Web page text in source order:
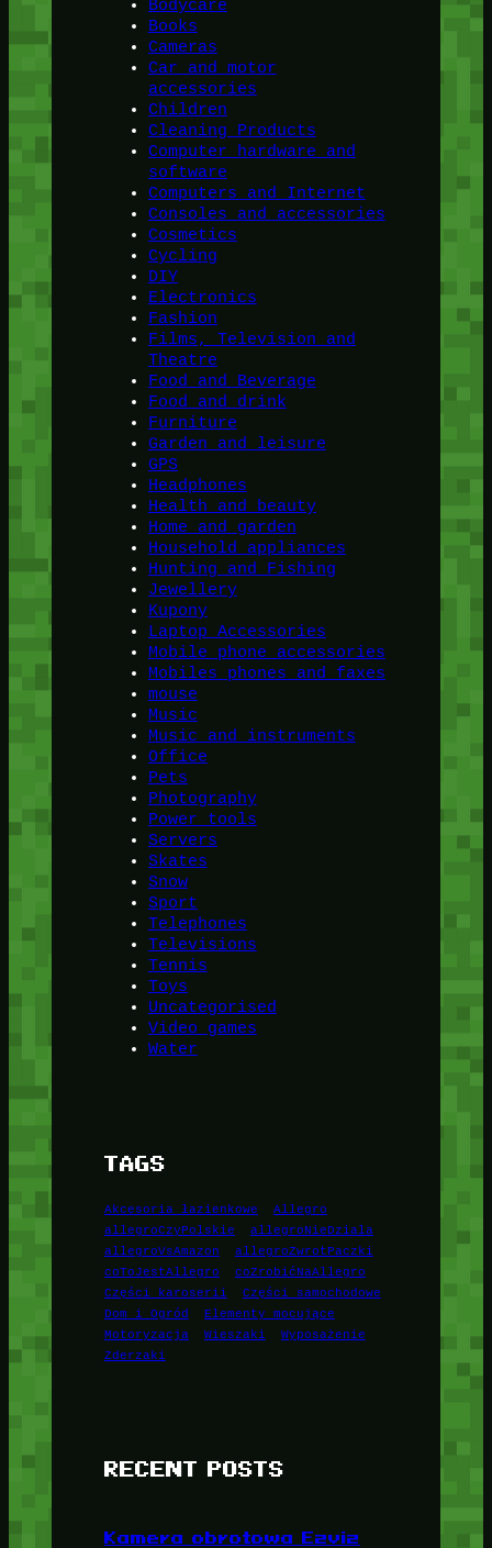
Bodycare
Books
Cameras
Car and motor
accessories
Children
Cleaning Products
Computer hardware and
software
Computers and Internet
Consoles and accessories
Cosmetics
Cycling
DIY
Electronics
Fashion
Films, Television and
Theatre
Food and Beverage
Food and drink
Furniture
Garden and leisure
GPS
Headphones
Health and beauty
Home and garden
Household appliances
Hunting and Fishing
Jewellery
Kupony
Laptop Accessories
Mobile phone accessories
Mobiles phones and faxes
mouse
Music
Music and instruments
Office
Pets
Photography
Power tools
Servers
Skates
Snow
Sport
Telephones
Televisions
Tennis
Toys
Uncategorised
Video games
Water
TAGS
Akcesoria łazienkowe
Allegro
allegroCzyPolskie
allegroNieDziala
allegroVsAmazon
allegroZwrotPaczki
coToJestAllegro
coZrobićNaAllegro
Części karoserii
Części samochodowe
Dom i Ogród
Elementy mocujące
Motoryzacja
Wieszaki
Wyposażenie
Zderzaki
RECENT POSTS
Kamera obrotowa Ezviz